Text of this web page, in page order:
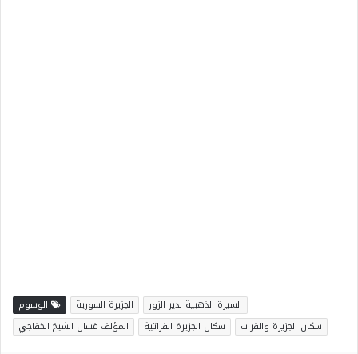
الوسوم الجزيرة السورية
السيرة الذهبية لدير الزور
المؤلف غسان الشيخ الخفاجي
سكان الجزيرة الفراتية سكان الجزيرة والفرات